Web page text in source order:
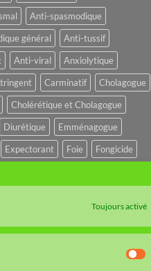
Toujours activé
Anti-spasmodique
général
Anti-tussif
Anti-viral
Anxiolytique
Carminatif
Cholagogue
Cholérétique et Cholagogue
Diurétique
Emménagogue
Expectorant Foie
Fongicide